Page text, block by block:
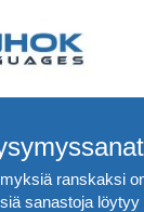
ranskaksi
sanastoja